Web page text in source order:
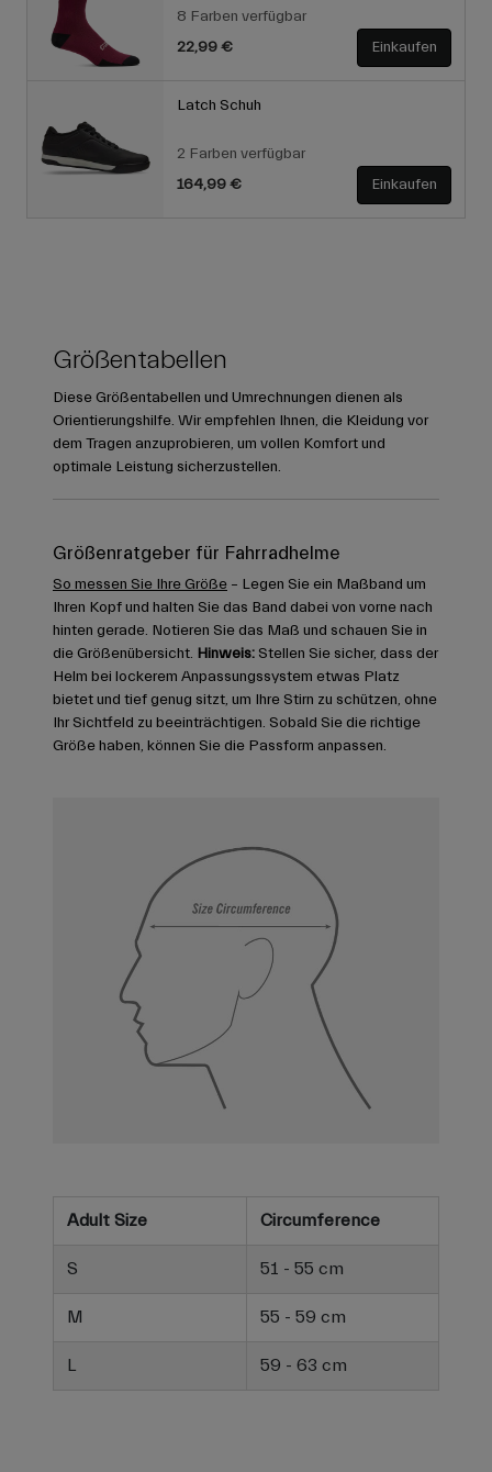
8 Farben verfügbar
22,99 €
Einkaufen
Latch Schuh
2 Farben verfügbar
164,99 €
Einkaufen
Größentabellen
Diese Größentabellen und Umrechnungen dienen als
Orientierungshilfe. Wir empfehlen Ihnen, die Kleidung vor
dem Tragen anzuprobieren, um vollen Komfort und
optimale Leistung sicherzustellen.
Größenratgeber für Fahrradhelme
So messen Sie Ihre Größe – Legen Sie ein Maßband um
Ihren Kopf und halten Sie das Band dabei von vorne nach
hinten gerade. Notieren Sie das Maß und schauen Sie in
die Größenübersicht. Hinweis: Stellen Sie sicher, dass der
Helm bei lockerem Anpassungssystem etwas Platz
bietet und tief genug sitzt, um Ihre Stirn zu schützen, ohne
Ihr Sichtfeld zu beeinträchtigen. Sobald Sie die richtige
Größe haben, können Sie die Passform anpassen.
Adult Size Circumference
S 51 - 55 cm
M 55 - 59 cm
L 59 - 63 cm